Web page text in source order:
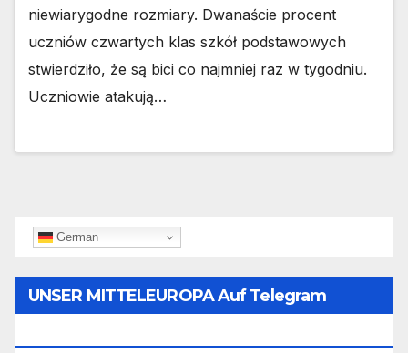
niewiarygodne rozmiary. Dwanaście procent
uczniów czwartych klas szkół podstawowych
stwierdziło, że są bici co najmniej raz w tygodniu.
Uczniowie atakują…
German
UNSER MITTELEUROPA Auf Telegram